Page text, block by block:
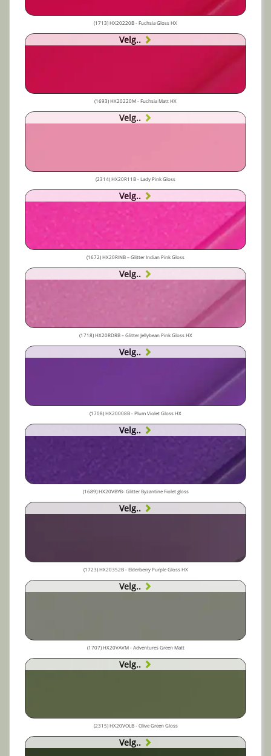
(1713) HX20220B - Fuchsia Gloss HX
Velg..
(1693) HX20220M - Fuchsia Matt HX
Velg..
(2314) HX20R11B - Lady Pink Gloss
Velg..
(1672) HX20RINB – Glitter Indian Pink Gloss
Velg..
(1718) HX20RDRB – Glitter Jellybean Pink Gloss HX
Velg..
(1708) HX20008B - Plum Violet Gloss HX
Velg..
(1689) HX20VBYB- Glitter Byzantine Fiolet gloss
Velg..
(1723) HX20352B - Elderberry Purple Gloss HX
Velg..
(1707) HX20VAVM - Adventures Green Matt
Velg..
(2315) HX20VOLB - Olive Green Gloss
Velg..